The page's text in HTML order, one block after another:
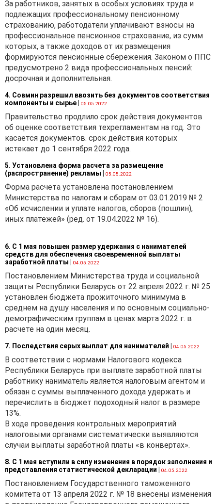
За работников, занятых в особых условиях труда и
подлежащих профессиональному пенсионному
страхованию, работодатели уплачивают взносы на
профессиональное пенсионное страхование, из сумм
которых, а также доходов от их размещения
формируются пенсионные сбережения. Законом о ППС
предусмотрено 2 вида профессиональных пенсий:
досрочная и дополнительная.
4. Совмин разрешил ввозить без документов соответствия
компоненты и сырье
05.05.2022
Правительство продлило срок действия документов
об оценке соответствия техрегламентам на год. Это
касается документов. срок действия которых
истекает до 1 сентября 2022 года.
5. Установлена форма расчета за размещение
(распространение) рекламы
05.05.2022
Форма расчета установлена постановлением
Министерства по налогам и сборам от 03.01.2019 № 2
«Об исчислении и уплате налогов, сборов (пошлин),
иных платежей» (ред. от 19.04.2022 № 16).
6. С 1 мая повышен размер удержания с нанимателей
средств для обеспечения своевременной выплаты
заработной платы
04.05.2022
Постановлением Министерства труда и социальной
защиты Республики Беларусь от 22 апреля 2022 г. № 25
установлен бюджета прожиточного минимума в
среднем на душу населения и по основным социально-
демографическим группам в ценах марта 2022 г. в
расчете на один месяц.
7. Последствия серых выплат для нанимателей 04.05.2022
В соответствии с нормами Налогового кодекса
Республики Беларусь при выплате заработной платы
работнику наниматель является налоговым агентом и
обязан с суммы выплаченного дохода удержать и
перечислить в бюджет подоходный налог в размере
13%.
В ходе проведения контрольных мероприятий
налоговыми органами систематически выявляются
случаи выплаты заработной платы «в конвертах».
8. С 1 мая вступили в силу изменения в порядок заполнения и
представления статистической декларации
04.05.2022
Постановлением Государственного таможенного
комитета от 13 апреля 2022 г. № 18 внесены изменения